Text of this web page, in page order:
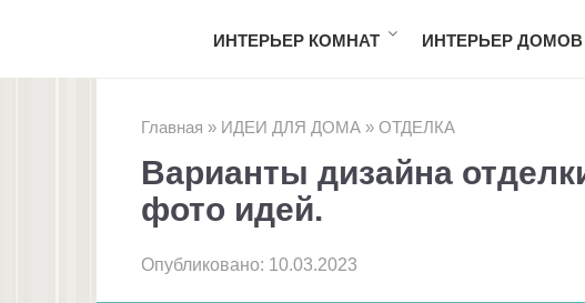
ИНТЕРЬЕР КОМНАТ ИНТЕРЬЕР ДОМОВ
Главная » ИДЕИ ДЛЯ ДОМА » ОТДЕЛКА
Варианты дизайна
фото идей.
Опубликовано: 10.03.2023